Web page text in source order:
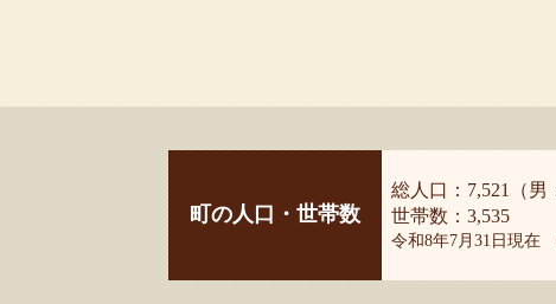
町の人口・世帯数
総人口：7,521（男
世帯数：3,535
令和8年7月31日現在